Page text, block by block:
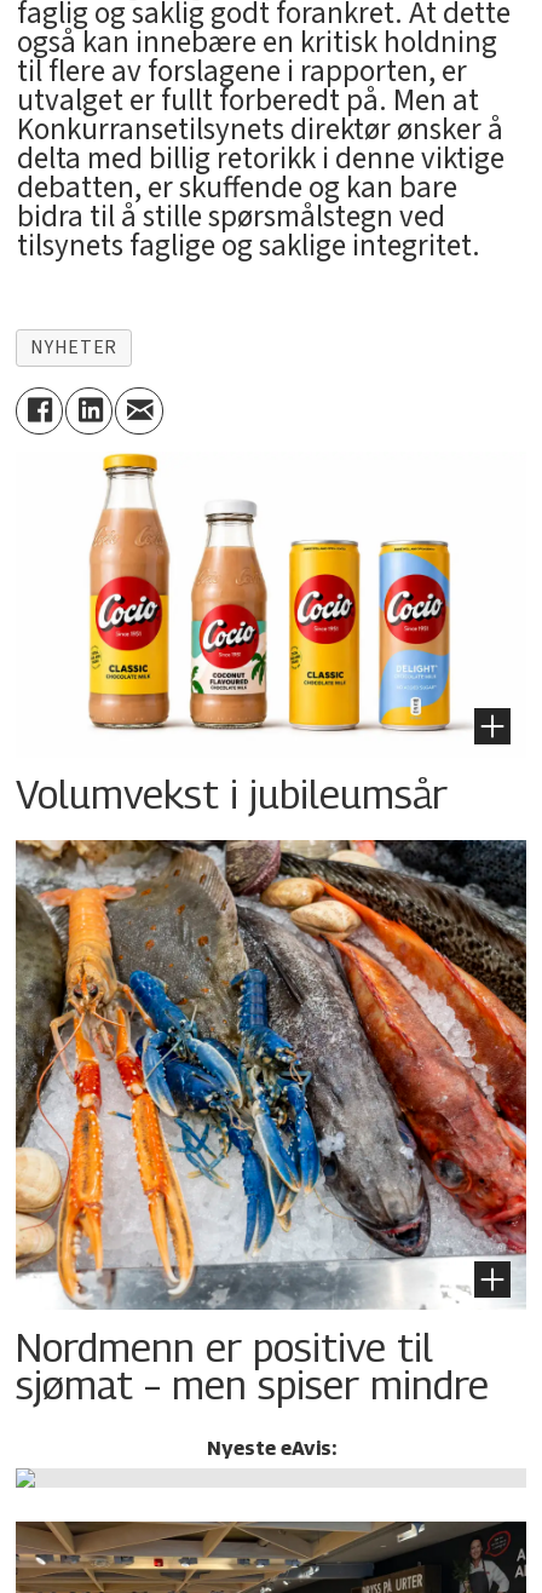
faglig og saklig godt forankret. At dette
også kan innebære en kritisk holdning
til flere av forslagene i rapporten, er
utvalget er fullt forberedt på. Men at
Konkurransetilsynets direktør ønsker å
delta med billig retorikk i denne viktige
debatten, er skuffende og kan bare
bidra til å stille spørsmålstegn ved
tilsynets faglige og saklige integritet.
NYHETER
Volumvekst i jubileumsår
Nordmenn er positive til
sjømat – men spiser mindre
Nyeste eAvis: